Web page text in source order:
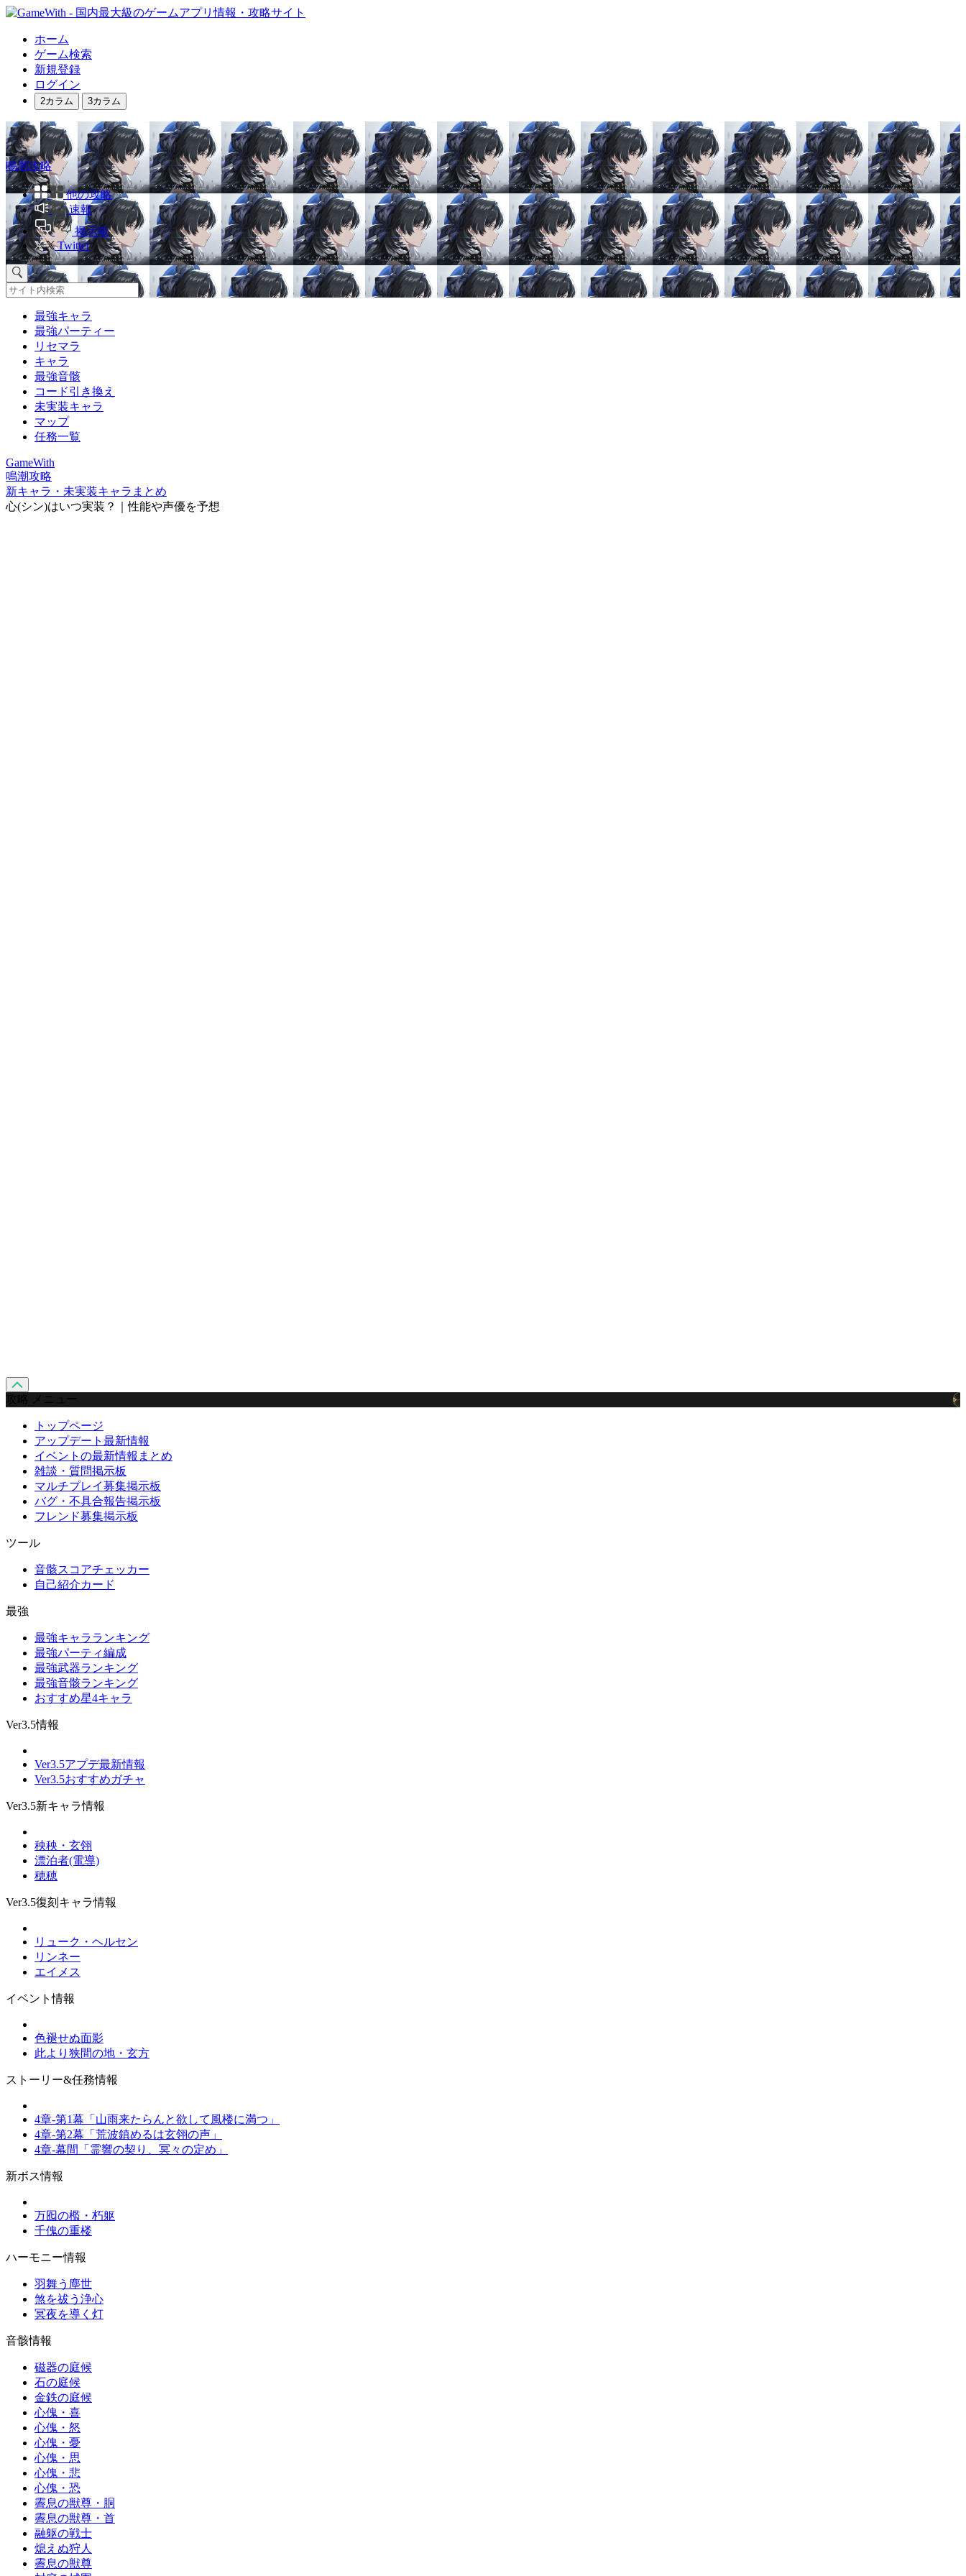
ホーム
ゲーム検索
新規登録
ログイン
2カラム 3カラム
鳴潮攻略
他の攻略
速報
掲示板
Twitter
最強キャラ
最強パーティー
リセマラ
キャラ
最強音骸
コード引き換え
未実装キャラ
マップ
任務一覧
GameWith
鳴潮攻略
新キャラ・未実装キャラまとめ
心(シン)はいつ実装？｜性能や声優を予想
攻略 メニュー
トップページ
アップデート最新情報
イベントの最新情報まとめ
雑談・質問掲示板
マルチプレイ募集掲示板
バグ・不具合報告掲示板
フレンド募集掲示板
ツール
音骸スコアチェッカー
自己紹介カード
最強
最強キャラランキング
最強パーティ編成
最強武器ランキング
最強音骸ランキング
おすすめ星4キャラ
Ver3.5情報
Ver3.5アプデ最新情報
Ver3.5おすすめガチャ
Ver3.5新キャラ情報
秧秧・玄翎
漂泊者(電導)
穂穂
Ver3.5復刻キャラ情報
リューク・ヘルセン
リンネー
エイメス
イベント情報
色褪せぬ面影
此より狭間の地・玄方
ストーリー&任務情報
4章-第1幕「山雨来たらんと欲して風楼に満つ」
4章-第2幕「荒波鎮めるは玄翎の声」
4章-幕間「霊響の契り、冥々の定め」
新ボス情報
万囮の檻・朽躯
千傀の重楼
ハーモニー情報
羽舞う塵世
煞を祓う浄心
冥夜を導く灯
音骸情報
磁器の庭候
石の庭候
金鉄の庭候
心傀・喜
心傀・怒
心傀・憂
心傀・思
心傀・悲
心傀・恐
霽息の獣尊・胴
霽息の獣尊・首
融躯の戦士
熄えぬ狩人
霽息の獣尊